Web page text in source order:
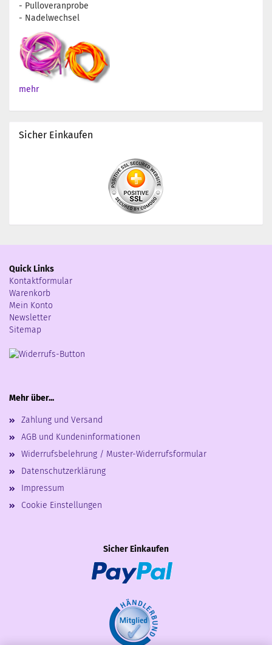
- Pulloveranprobe
- Nadelwechsel
mehr
Sicher Einkaufen
Quick Links
Kontaktformular
Warenkorb
Mein Konto
Newsletter
Sitemap
Mehr über...
Zahlung und Versand
AGB und Kundeninformationen
Widerrufsbelehrung / Muster-Widerrufsformular
Datenschutzerklärung
Impressum
Cookie Einstellungen
Sicher Einkaufen